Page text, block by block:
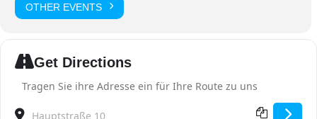
OTHER EVENTS
Get Directions
Address - ExGo Familien Gottesdienst [xa0Ngkdst]
Destination Address - ExGo Familien Gottesdienst [LwLhDz3BT]